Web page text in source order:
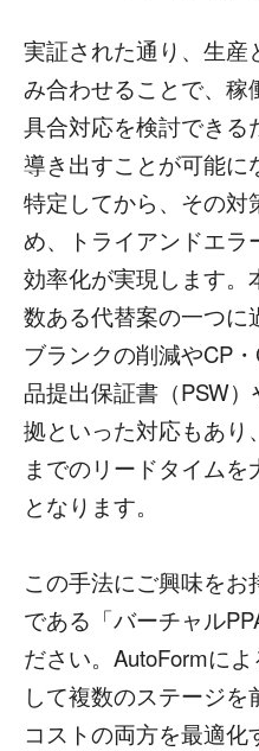
実証された通り、生産
み合わせることで、稼
具合対応を検討できる
導き出すことが可能に
特定してから、その対
め、トライアンドエラ
効率化が実現します。
数ある代替案の一つに
ブランクの削減やCP
品提出保証書（PSW
拠といった対応もあり
までのリードタイム
となります。
この手法にご興味を
である「バーチャル
ださい。AutoFormに
して複数のステージ
コストの両方を最適